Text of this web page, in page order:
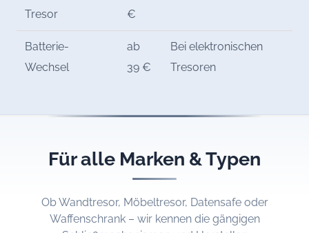
Tresor
€
Batterie-
Wechsel
ab
39 €
Bei elektronischen
Tresoren
Für alle Marken & Typen
Ob Wandtresor, Möbeltresor, Datensafe oder
Waffenschrank – wir kennen die gängigen